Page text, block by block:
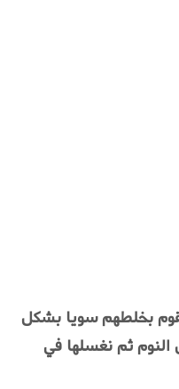
بخلطهم سويا بشكل
ثم نغسلها في